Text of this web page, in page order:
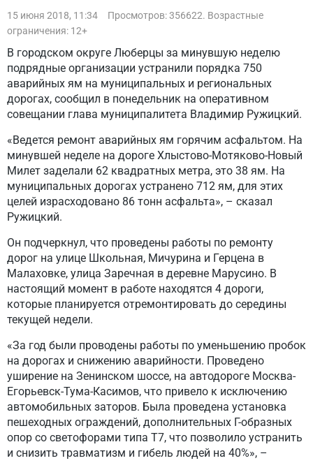
15 июня 2018, 11:34
Просмотров: 356622. Возрастные
ограничения: 12+
В городском округе Люберцы за минувшую неделю
подрядные организации устранили порядка 750
аварийных ям на муниципальных и региональных
дорогах, сообщил в понедельник на оперативном
совещании глава муниципалитета Владимир Ружицкий.
«Ведется ремонт аварийных ям горячим асфальтом. На
минувшей неделе на дороге Хлыстово-Мотяково-Новый
Милет заделали 62 квадратных метра, это 38 ям. На
муниципальных дорогах устранено 712 ям, для этих
целей израсходовано 86 тонн асфальта», – сказал
Ружицкий.
Он подчеркнул, что проведены работы по ремонту
дорог на улице Школьная, Мичурина и Герцена в
Малаховке, улица Заречная в деревне Марусино. В
настоящий момент в работе находятся 4 дороги,
которые планируется отремонтировать до середины
текущей недели.
«За год были проводены работы по уменьшению пробок
на дорогах и снижению аварийности. Проведено
уширение на Зенинском шоссе, на автодороге Москва-
Егорьевск-Тума-Касимов, что привело к исключению
автомобильных заторов. Была проведена установка
пешеходных ограждений, дополнительных Г-образных
опор со светофорами типа Т7, что позволило устранить
и снизить травматизм и гибель людей на 40%», –